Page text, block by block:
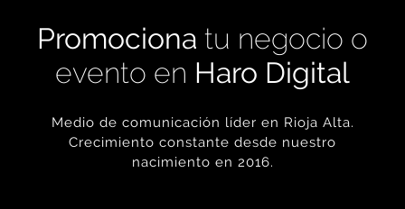
Promociona tu negocio o
evento en Haro Digital
Medio de comunicación líder en Rioja Alta.
Crecimiento constante desde nuestro
nacimiento en 2016.